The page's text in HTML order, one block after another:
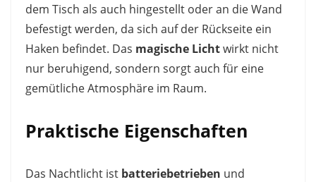
dem Tisch als auch hingestellt oder an die Wand
befestigt werden, da sich auf der Rückseite ein
Haken befindet. Das magische Lichtwirkt nicht
nur beruhigend, sondern sorgt auch für eine
gemütliche Atmosphäre im Raum.
Praktische Eigenschaften
Das Nachtlicht ist batteriebetrieben und